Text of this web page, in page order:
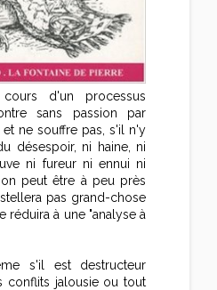
d'un processus
sans passion par
ne souffre pas, s'il n'y
désespoir, ni haine, ni
ni fureur ni ennui ni
peut être à peu près
pas grand-chose
réduira à une "analyse à
s'il est destructeur
conflits jalousie ou tout